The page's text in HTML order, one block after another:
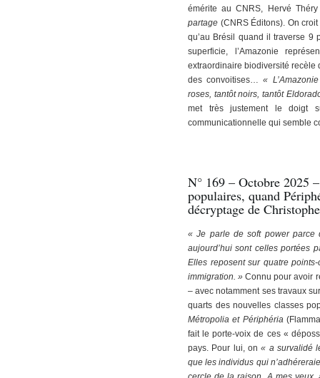
émérite au CNRS, Hervé
partage (CNRS Éditons). On
qu’au Brésil quand il traverse 9
superficie, l’Amazonie
extraordinaire biodiversité recèle
des convoitises…«
roses, tantôt noirs, tantôt
met très justement le doigt
communicationnelle qui semble
N° 169 – Octobre 2025
populaires, quand
décryptage de
« Je parle de soft power parce
aujourd’hui sont celles portées
Elles reposent sur quatre
immigration. » Connu pour avoir
– avec notamment ses travaux
quarts des nouvelles classes
Métropolia et Périphéria
fait le porte-voix de ces «
pays. Pour lui, on « a survali­dé
que les individus qui